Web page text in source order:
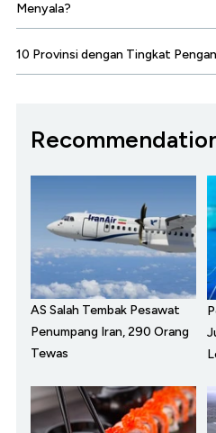
Menyala?
10 Provinsi dengan Tingkat
AS Salah Tembak Pesawat
Penumpang Iran, 290 Orang
Tewas